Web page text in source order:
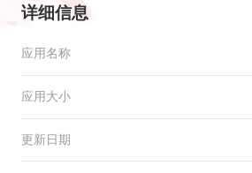
详细信息
应用名称
应用大小
更新日期